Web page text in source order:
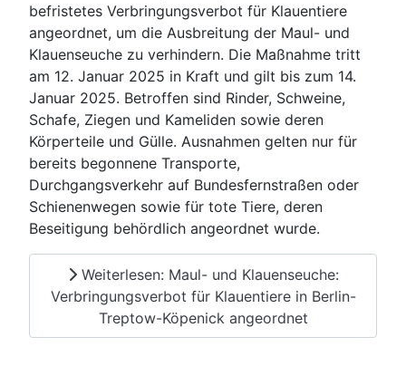
befristetes Verbringungsverbot für Klauentiere
angeordnet, um die Ausbreitung der Maul- und
Klauenseuche zu verhindern. Die Maßnahme tritt
am 12. Januar 2025 in Kraft und gilt bis zum 14.
Januar 2025. Betroffen sind Rinder, Schweine,
Schafe, Ziegen und Kameliden sowie deren
Körperteile und Gülle. Ausnahmen gelten nur für
bereits begonnene Transporte,
Durchgangsverkehr auf Bundesfernstraßen oder
Schienenwegen sowie für tote Tiere, deren
Beseitigung behördlich angeordnet wurde.
Weiterlesen: Maul- und Klauenseuche:
Verbringungsverbot für Klauentiere in Berlin-
Treptow-Köpenick angeordnet